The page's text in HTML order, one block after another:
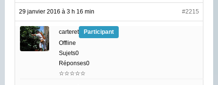
29 janvier 2016 à 3 h 16 min #2215
carteret
Participant
Offline
Sujets0
Réponses0
☆☆☆☆☆